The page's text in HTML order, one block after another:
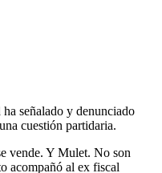
señalado y denunciado
cuestión partidaria.
vende. Y Mulet. No son
acompañó al ex fiscal